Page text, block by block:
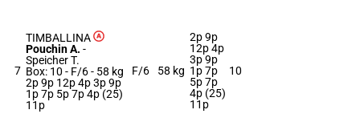
7
TIMBALLINA
Pouchin A. -
Speicher T.
Box: 10 - F/6 - 58 kg
2p 9p 12p 4p 3p 9p
1p 7p 5p 7p 4p (25)
11p
F/6 58 kg
2p 9p
12p 4p
3p 9p
1p 7p
5p 7p
4p (25)
11p
10